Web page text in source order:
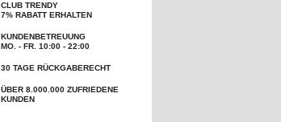
CLUB TRENDY
7% RABATT ERHALTEN
KUNDENBETREUUNG
MO. - FR. 10:00 - 22:00
30 TAGE RÜCKGABERECHT
ÜBER 8.000.000 ZUFRIEDENE
KUNDEN